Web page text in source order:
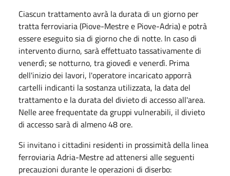
Ciascun trattamento avrà la durata di un giorno per
tratta ferroviaria (Piove-Mestre e Piove-Adria) e potrà
essere eseguito sia di giorno che di notte. In caso di
intervento diurno, sarà effettuato tassativamente di
venerdì; se notturno, tra giovedì e venerdì. Prima
dell'inizio dei lavori, l'operatore incaricato apporrà
cartelli indicanti la sostanza utilizzata, la data del
trattamento e la durata del divieto di accesso all'area.
Nelle aree frequentate da gruppi vulnerabili, il divieto
di accesso sarà di almeno 48 ore.
Si invitano i cittadini residenti in prossimità della linea
ferroviaria Adria-Mestre ad attenersi alle seguenti
precauzioni durante le operazioni di diserbo: